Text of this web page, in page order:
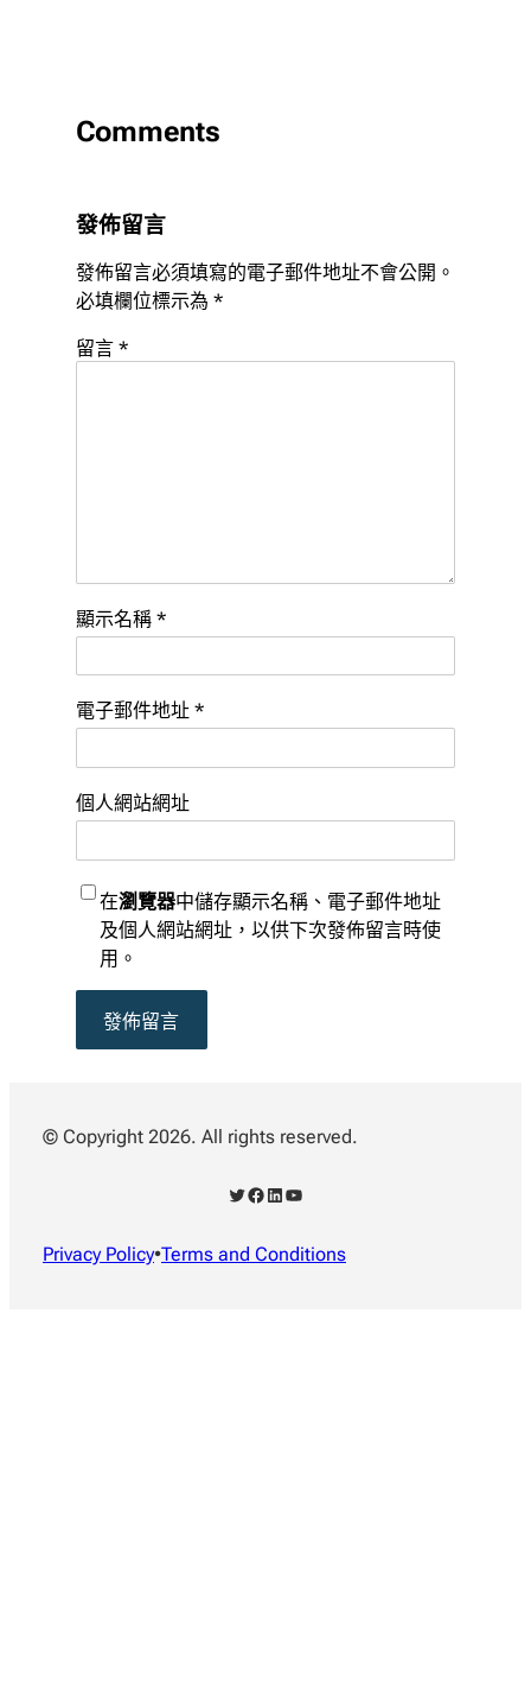
Comments
發佈留言
發佈留言必須填寫的電子郵件地址不會公開。
必填欄位標示為 *
留言 *
顯示名稱 *
電子郵件地址 *
個人網站網址
在瀏覽器中儲存顯示名稱、電子郵件地址
及個人網站網址，以供下次發佈留言時使
用。
© Copyright 2026. All rights reserved.
X Facebook LinkedIn YouTube
Privacy Policy•Terms and Conditions